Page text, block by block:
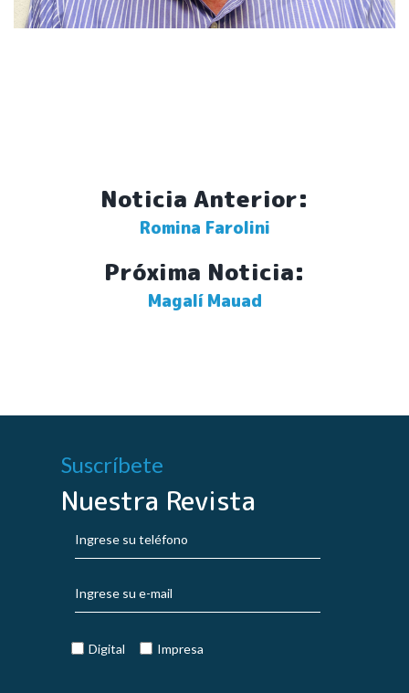
Noticia Anterior:
Romina Farolini
Próxima Noticia:
Magalí Mauad
Suscríbete
Nuestra Revista
Digital Impresa